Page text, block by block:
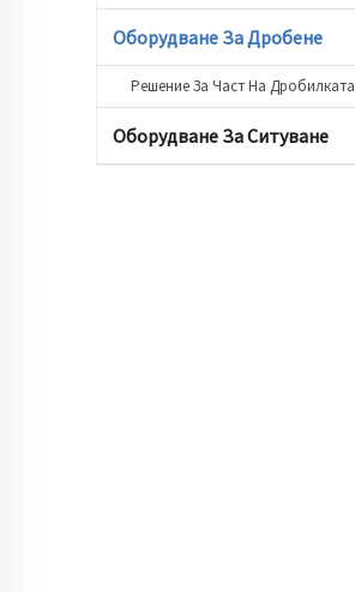
Оборудване За Дробене
Решение За Част На Дробилката
Оборудване За Ситуване